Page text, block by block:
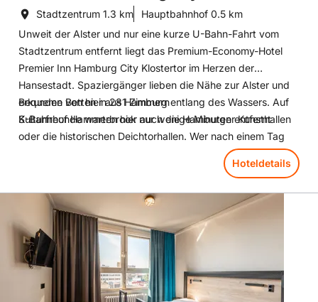
Stadtzentrum 1.3 km Hauptbahnhof 0.5 km
Unweit der Alster und nur eine kurze U-Bahn-Fahrt vom
Stadtzentrum entfernt liegt das Premium-Economy-Hotel
Premier Inn Hamburg City Klostertor im Herzen der
Hansestadt. Spaziergänger lieben die Nähe zur Alster und
erkunden von hier aus Hamburg entlang des Wassers. Auf
Kulturfreunde warten hier auch die Hamburger Kunsthallen
oder die historischen Deichtorhallen. Wer nach einem Tag
am Hafen den Abend in der gemütlichen Hotellounge
verbringt, wird mit leckeren Snacks und Drinks an der Bar
Betten lässt sich in den 281 Zimmern des Premier Inn
Hamburg City Klostertors ebenfalls bestens genießen.
Bequeme Betten in 281 Zimmern
S-Bahnhof Hammerbrook nur wenige Minuten entfernt
Hoteldetails
Hoteldetails: a&o Hamburg City